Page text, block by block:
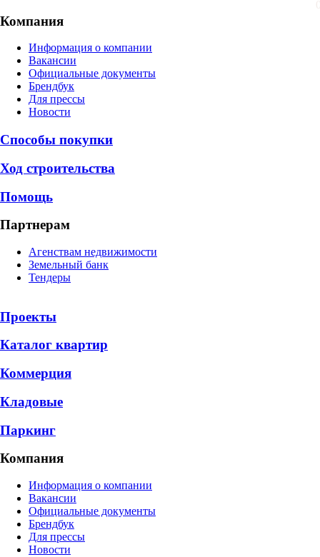
Компания
Информация о компании
Вакансии
Официальные документы
Брендбук
Для прессы
Новости
Способы покупки
Ход строительства
Помощь
Партнерам
Агенствам недвижимости
Земельный банк
Тендеры
Проекты
Каталог квартир
Коммерция
Кладовые
Паркинг
Компания
Информация о компании
Вакансии
Официальные документы
Брендбук
Для прессы
Новости